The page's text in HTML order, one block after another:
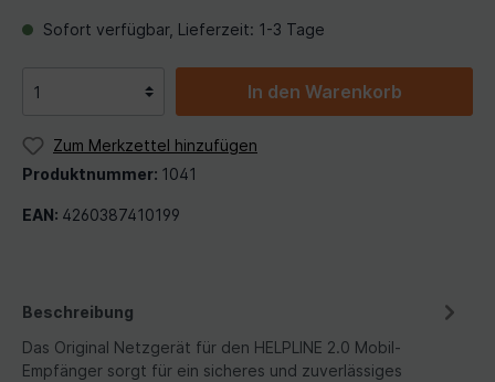
Sofort verfügbar, Lieferzeit: 1-3 Tage
In den Warenkorb
Zum Merkzettel hinzufügen
Produktnummer: 1041
EAN: 4260387410199
Beschreibung
Das Original Netzgerät für den HELPLINE 2.0 Mobil-
Empfänger sorgt für ein sicheres und zuverlässiges